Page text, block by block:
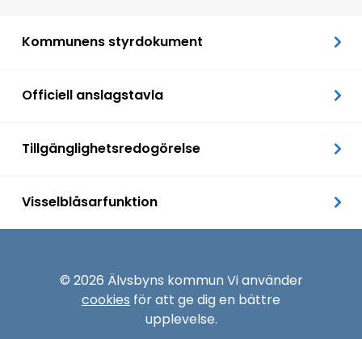
Kommunens styrdokument
Officiell anslagstavla
Tillgänglighetsredogörelse
Visselblåsarfunktion
© 2026 Älvsbyns kommun Vi använder
cookies för att ge dig en bättre
upplevelse.